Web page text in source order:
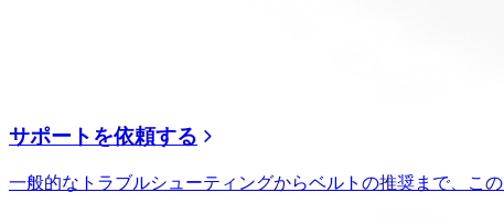
サポートを依頼する
一般的なトラブルシューティングからベルトの推奨まで、こ